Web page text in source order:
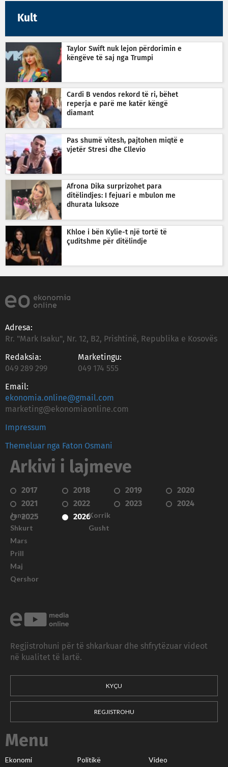
Kult
Taylor Swift nuk lejon përdorimin e
këngëve të saj nga Trumpi
Cardi B vendos rekord të ri, bëhet
reperja e parë me katër këngë
diamant
Pas shumë vitesh, pajtohen miqtë e
vjetër Stresi dhe Cllevio
Afrona Dika surprizohet para
ditëlindjes: I fejuari e mbulon me
dhurata luksoze
Khloe i bën Kylie-t një tortë të
çuditshme për ditëlindje
Adresa:
Rr. "Mark Isaku", Nr. 12, B2, Prishtinë, Republika e Kosovës
Redaksia:
049 289 299
Marketingu:
049 174 555
Email:
ekonomia.online@gmail.com
marketing@ekonomiaonline.com
Impressum
Themeluar nga Faton Osmani
Arkivi i lajmeve
2017 2018 2019
2020
2021
2022 2023
2024
2025
2026
Janar
Shkurt
Mars
Prill
Maj
Qershor
Korrik
Gusht
Regjistrohuni për të shkarkuar dhe shfrytëzuar videot
në kualitet të lartë.
KYÇU
REGJISTROHU
Menu
Ekonomi Politikë Video